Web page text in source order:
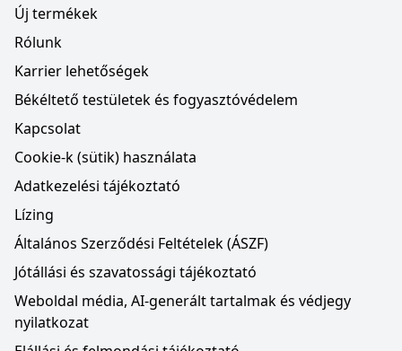
Új termékek
Rólunk
Karrier lehetőségek
Békéltető testületek és fogyasztóvédelem
Kapcsolat
Cookie-k (sütik) használata
Adatkezelési tájékoztató
Lízing
Általános Szerződési Feltételek (ÁSZF)
Jótállási és szavatossági tájékoztató
Weboldal média, AI-generált tartalmak és védjegy
nyilatkozat